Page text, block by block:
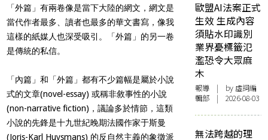
「外篇」有兩卷像是當下大陸的網文，網文是
當代作者最多、讀者也最多的華文書寫，像我
這樣的紙媒人也深受吸引。「外篇」的另一卷
是傳統的私信。
「內篇」和「外篇」都有不少篇幅是屬於小說
式的文章(novel-essay) 或稱非敘事性的小說
(non-narrative fiction)，議論多於情節，這類
小說的先鋒是十九世紀晚期法國作家于斯曼
(Joris-Karl Huysmans) 的反自然主義的象徵派
歐盟AI法案正式
生效 生成內容
須貼水印識別
業界憂標籤氾
濫恐令大眾麻
木
報導 | by 虛詞編
輯部 | 2026-08-03
無法跨越的理